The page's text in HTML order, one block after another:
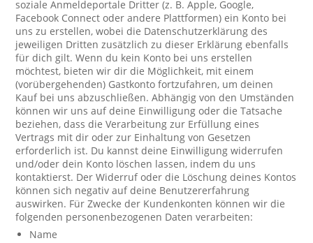
soziale Anmeldeportale Dritter (z. B. Apple, Google,
Facebook Connect oder andere Plattformen) ein Konto bei
uns zu erstellen, wobei die Datenschutzerklärung des
jeweiligen Dritten zusätzlich zu dieser Erklärung ebenfalls
für dich gilt. Wenn du kein Konto bei uns erstellen
möchtest, bieten wir dir die Möglichkeit, mit einem
(vorübergehenden) Gastkonto fortzufahren, um deinen
Kauf bei uns abzuschließen. Abhängig von den Umständen
können wir uns auf deine Einwilligung oder die Tatsache
beziehen, dass die Verarbeitung zur Erfüllung eines
Vertrags mit dir oder zur Einhaltung von Gesetzen
erforderlich ist. Du kannst deine Einwilligung widerrufen
und/oder dein Konto löschen lassen, indem du uns
kontaktierst. Der Widerruf oder die Löschung deines Kontos
können sich negativ auf deine Benutzererfahrung
auswirken. Für Zwecke der Kundenkonten können wir die
folgenden personenbezogenen Daten verarbeiten:
Name